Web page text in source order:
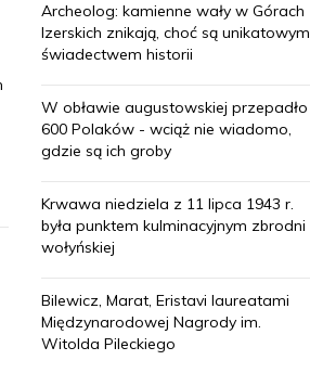
Archeolog: kamienne wały w Górach
Izerskich znikają, choć są unikatowym
świadectwem historii
W obławie augustowskiej przepadło
600 Polaków - wciąż nie wiadomo,
gdzie są ich groby
Krwawa niedziela z 11 lipca 1943 r.
była punktem kulminacyjnym zbrodni
wołyńskiej
Bilewicz, Marat, Eristavi laureatami
Międzynarodowej Nagrody im.
Witolda Pileckiego